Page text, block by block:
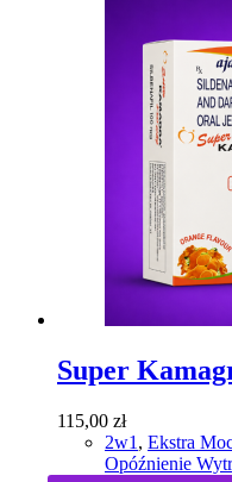
Super
115,00 zł
2w1 , Ekstra
Opóźnienie